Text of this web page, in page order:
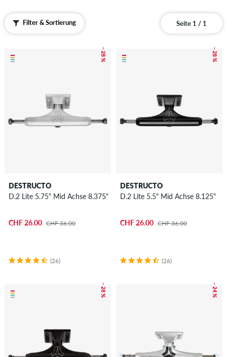
Filter & Sortierung Seite 1 / 1
– 28 %
DESTRUCTO
D.2 Lite 5.75" Mid Achse 8.375"
CHF 26.00 CHF 36.00
(26)
– 28 %
DESTRUCTO
D.2 Lite 5.5" Mid Achse 8.125"
CHF 26.00 CHF 36.00
(26)
– 28 % – 24 %